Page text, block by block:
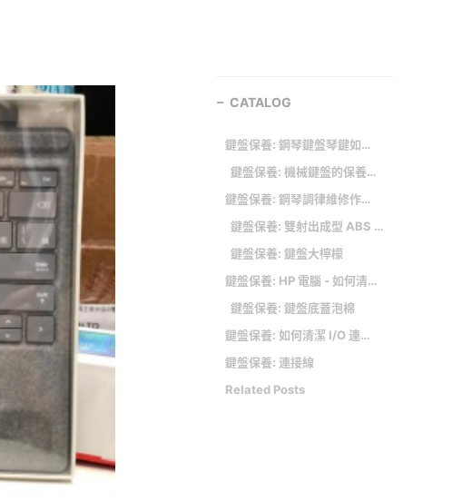
CATALOG
鍵盤保養: 鋼琴鍵盤琴鍵如何清潔、消毒？
鍵盤保養: 機械鍵盤的保養與清洗？
鍵盤保養: 鋼琴調律維修作業收費標準
鍵盤保養: 雙射出成型 ABS 鍵帽
鍵盤保養: 鍵盤大檸檬
鍵盤保養: HP 電腦 - 如何清潔您的電腦
鍵盤保養: 鍵盤底蓋泡棉
鍵盤保養: 如何清潔 I/O 連接埠
鍵盤保養: 連接線
Related Posts